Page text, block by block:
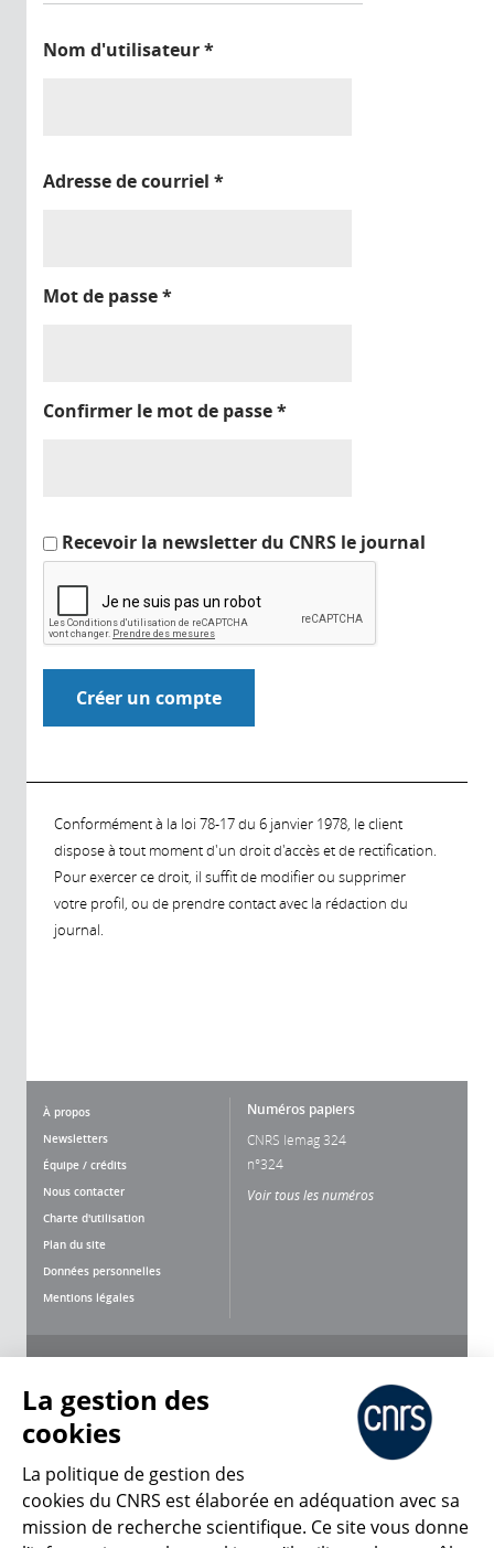
Nom d'utilisateur*
Adresse de courriel *
Mot de passe*
Confirmer le mot de passe*
Recevoir la newsletter du CNRS le journal
Conformément à la loi 78-17 du 6 janvier 1978, le client
dispose à tout moment d'un droit d'accès et de rectification.
Pour exercer ce droit, il suffit de modifier ou supprimer
votre profil, ou de prendre contact avec la rédaction du
journal.
À propos
Newsletters
Équipe / crédits
Nous contacter
Charte d'utilisation
Plan du site
Données personnelles
Mentions légales
Numéros papiers
CNRS lemag 324
n°324
Voir tous les numéros
CNRS Le Mag
La gestion des
cookies
La politique de gestion des
cookies du CNRS est élaborée en adéquation avec sa
mission de recherche scientifique. Ce site vous donne